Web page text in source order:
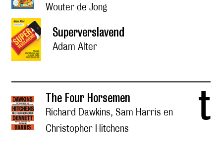
Wouter de Jong
Superverslavend
Adam Alter
t
The Four Horsemen
Richard Dawkins, Sam Harris en
Christopher Hitchens